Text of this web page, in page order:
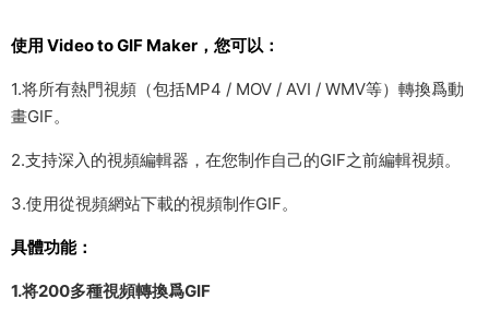
使用 Video to GIF Maker，您可以：
1.将所有熱門視頻（包括MP4 / MOV / AVI / WMV等）轉換爲動
畫GIF。
2.支持深入的視頻編輯器，在您制作自己的GIF之前編輯視頻。
3.使用從視頻網站下載的視頻制作GIF。
具體功能：
1.将200多種視頻轉換爲GIF